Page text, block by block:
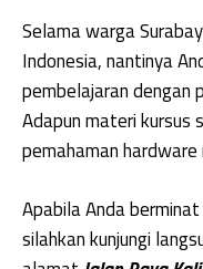
Selama warga
Indonesia, nantinya
pembelajaran dengan
Adapun materi kursus
pemahaman
Apabila Anda
silahkan kunjungi